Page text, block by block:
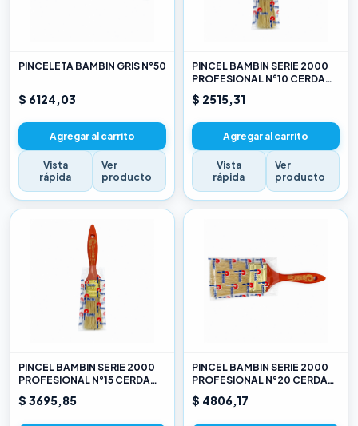
PINCELETA BAMBIN GRIS N°50
$ 6124,03
Agregar al carrito
Vista
rápida
Ver
producto
PINCEL BAMBIN SERIE 2000
PROFESIONAL N°10 CERDA
CHINA BLANCA
$ 2515,31
Agregar al carrito
Vista
rápida
Ver
producto
PINCEL BAMBIN SERIE 2000
PROFESIONAL N°15 CERDA
CHINA BLANCA
$ 3695,85
PINCEL BAMBIN SERIE 2000
PROFESIONAL N°20 CERDA
CHINA BLANCA
$ 4806,17